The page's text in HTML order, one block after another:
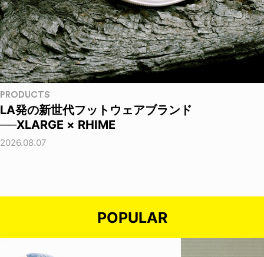
PRODUCTS
LA発の新世代フットウェアブランド
──XLARGE × RHIME
2026.08.07
POPULAR